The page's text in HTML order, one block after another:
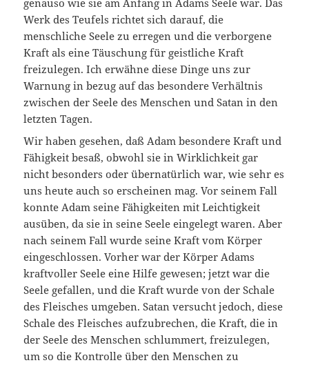
genauso wie sie am Anfang in Adams Seele war. Das
Werk des Teufels richtet sich darauf, die
menschliche Seele zu erregen und die verborgene
Kraft als eine Täuschung für geistliche Kraft
freizulegen. Ich erwähne diese Dinge uns zur
Warnung in bezug auf das besondere Verhältnis
zwischen der Seele des Menschen und Satan in den
letzten Tagen.
Wir haben gesehen, daß Adam besondere Kraft und
Fähigkeit besaß, obwohl sie in Wirklichkeit gar
nicht besonders oder übernatürlich war, wie sehr es
uns heute auch so erscheinen mag. Vor seinem Fall
konnte Adam seine Fähigkeiten mit Leichtigkeit
ausüben, da sie in seine Seele eingelegt waren. Aber
nach seinem Fall wurde seine Kraft vom Körper
eingeschlossen. Vorher war der Körper Adams
kraftvoller Seele eine Hilfe gewesen; jetzt war die
Seele gefallen, und die Kraft wurde von der Schale
des Fleisches umgeben. Satan versucht jedoch, diese
Schale des Fleisches aufzubrechen, die Kraft, die in
der Seele des Menschen schlummert, freizu­legen,
um so die Kontrolle über den Menschen zu